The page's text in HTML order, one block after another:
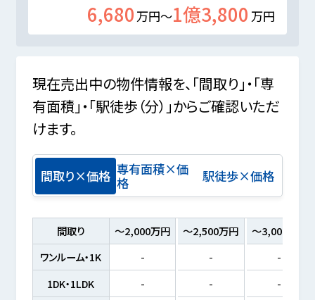
6,680 万円～1億3,800 万円
現在売出中の物件情報を、「間取り」・「専
有面積」・「駅徒歩（分）」からご確認いただ
けます。
間取り×価格 専有面積×価
格
駅徒歩×価格
間取り
ワンルーム・1K
1DK・1LDK
～2,000万円
-
-
～2,500万円
-
-
～3,000万円
-
-